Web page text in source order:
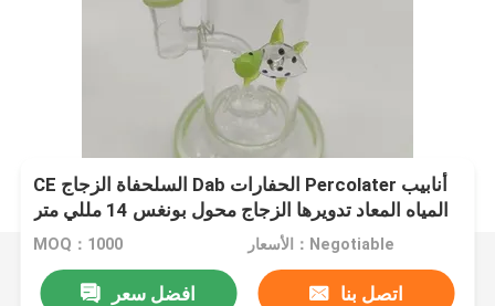
CE السلحفاة الزجاج Dab الحفارات Percolater أنابيب
المياه المعاد تدويرها الزجاج محول بونغس 14 مللي متر
MOQ：1000 الأسعار：Negotiable
افضل سعر اتصل بنا